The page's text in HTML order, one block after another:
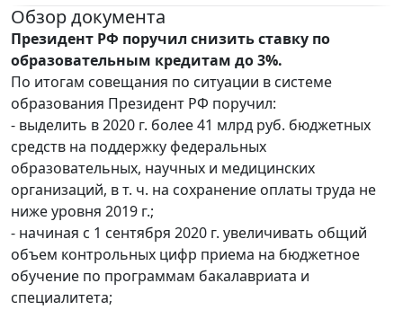
Обзор документа
Президент РФ поручил снизить ставку по
образовательным кредитам до 3%.
По итогам совещания по ситуации в системе
образования Президент РФ поручил:
- выделить в 2020 г. более 41 млрд руб. бюджетных
средств на поддержку федеральных
образовательных, научных и медицинских
организаций, в т. ч. на сохранение оплаты труда не
ниже уровня 2019 г.;
- начиная с 1 сентября 2020 г. увеличивать общий
объем контрольных цифр приема на бюджетное
обучение по программам бакалавриата и
специалитета;